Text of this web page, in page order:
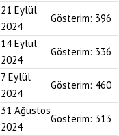
21 Eylül
2024
Gösterim: 396
14 Eylül
2024
Gösterim: 336
7 Eylül
2024
Gösterim: 460
31 Ağustos
2024
Gösterim: 313